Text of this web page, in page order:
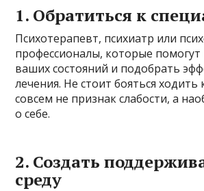
1. Обратиться к
Психотерапевт, психиатр или
профессионалы, которые
ваших состояний и подобрать
лечения. Не стоит бояться
совсем не признак слабости, а
о себе.
2. Создать
среду